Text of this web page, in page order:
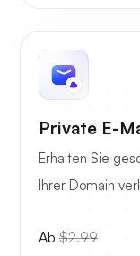
Private E-
Erhalten Sie
Ihrer Domain
Ab $2.99